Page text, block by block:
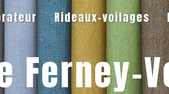
Rideaux-voilages
Ferney-